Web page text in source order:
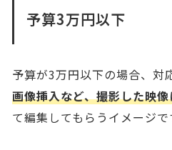
予算3万円以下
予算が3万円以下の場合、対
画像挿入など、撮影した映
て編集してもらうイメージで